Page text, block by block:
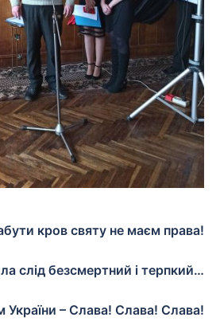
кров святу не маєм права!
слід безсмертний і терпкий…
України – Слава! Слава! Слава!